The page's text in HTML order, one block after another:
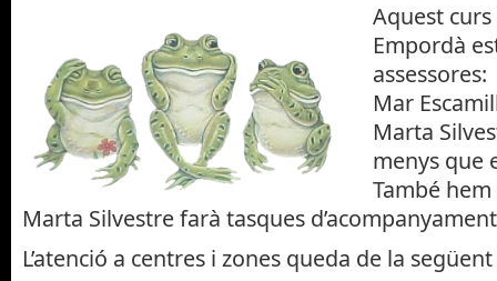
Aquest curs
Empordà
assessores:
Mar
Marta
menys que
També
Marta Silvestre farà tasques
L’atenció a centres i zones queda de la